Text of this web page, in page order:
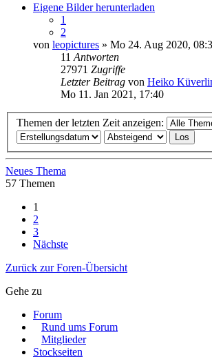
Eigene Bilder herunterladen
1
2
von leopictures » Mo 24. Aug 2020,
11 Antworten
27971 Zugriffe
Letzter Beitrag von Heiko
Mo 11. Jan 2021, 17:40
Themen der letzten Zeit anzeigen:
Neues Thema
57 Themen
1
2
3
Nächste
Zurück zur Foren-Übersicht
Gehe zu
Forum
Rund ums Forum
Mitglieder
Stockseiten